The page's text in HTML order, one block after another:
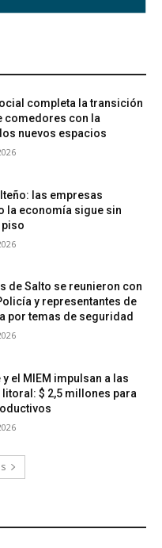
completa la transición
comedores con la
nuevos espacios
las empresas
la economía sigue sin
piso
de Salto se reunieron con
y representantes de
por temas de seguridad
el MIEM impulsan a las
litoral: $ 2,5 millones para